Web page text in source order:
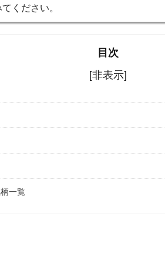
ください。
目次
[非表示]
一覧